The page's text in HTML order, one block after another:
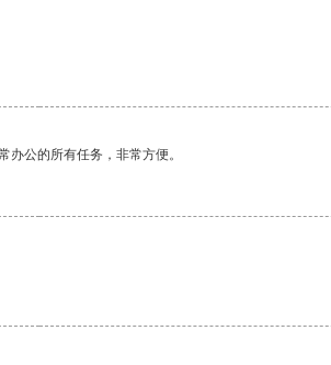
公的所有任务，非常方便。